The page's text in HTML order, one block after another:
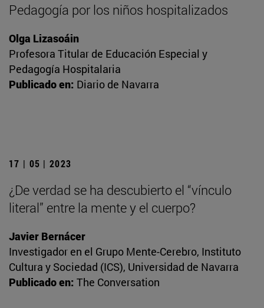
Pedagogía por los niños hospitalizados
Olga Lizasoáin
Profesora Titular de Educación Especial y
Pedagogía Hospitalaria
Publicado en: Diario de Navarra
17 | 05 | 2023
¿De verdad se ha descubierto el “vínculo
literal” entre la mente y el cuerpo?
Javier Bernácer
Investigador en el Grupo Mente-Cerebro, Instituto
Cultura y Sociedad (ICS), Universidad de Navarra
Publicado en: The Conversation